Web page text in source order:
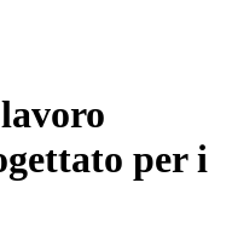
per i